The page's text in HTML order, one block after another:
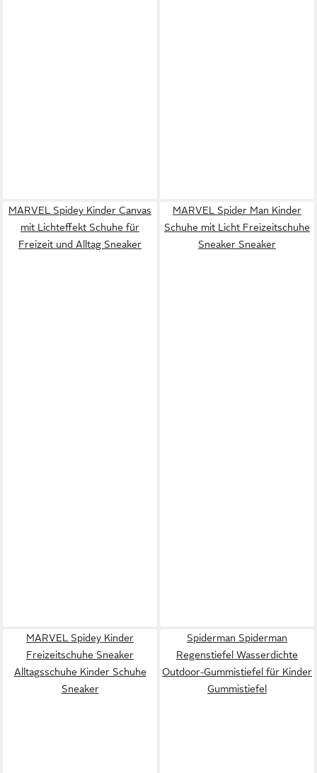
MARVEL Spidey Kinder Canvas
mit Lichteffekt Schuhe für
Freizeit und Alltag Sneaker
MARVEL Spider Man Kinder
Schuhe mit Licht Freizeitschuhe
Sneaker Sneaker
MARVEL Spidey Kinder
Freizeitschuhe Sneaker
Alltagsschuhe Kinder Schuhe
Sneaker
Spiderman Spiderman
Regenstiefel Wasserdichte
Outdoor-Gummistiefel für Kinder
Gummistiefel